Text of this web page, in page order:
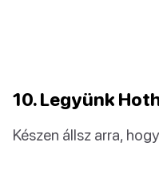
10. Legyünk
Készen állsz arra,